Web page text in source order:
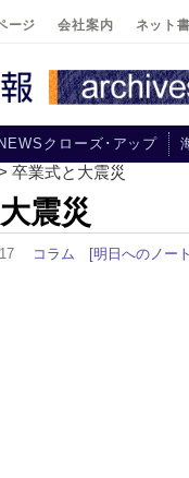
ージ 会社案内 ネット
NEWSクローズ･アップ
卒業式と大震災
震災
17 コラム [明日へのノー